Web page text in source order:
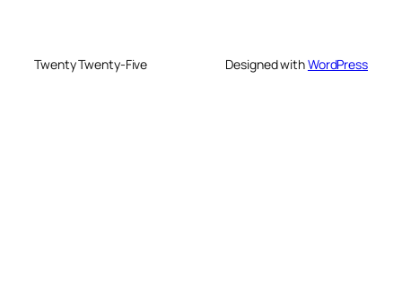
Twenty Twenty-Five Designed withWordPress